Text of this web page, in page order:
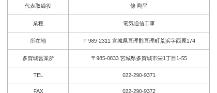
代表取締役 條 剛平
業種 電気通信工事
所在地 〒989-2311 宮城県亘理郡亘理町荒浜字西原174
多賀城営業所 〒985-0833 宮城県多賀城市栄1丁目1-55
TEL 022-290-9371
FAX 022-290-9372